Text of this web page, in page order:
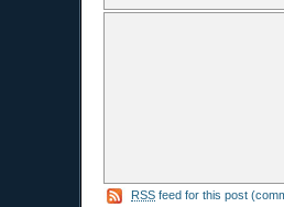
RSS feed for this post